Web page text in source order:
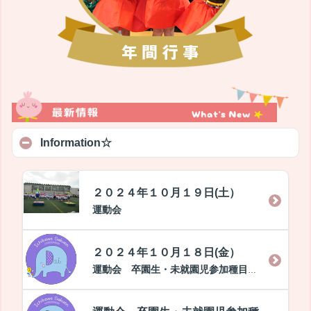
Information☆
２０２４年１０月１９日(土）
運動会
２０２４年１０月１８日(金）